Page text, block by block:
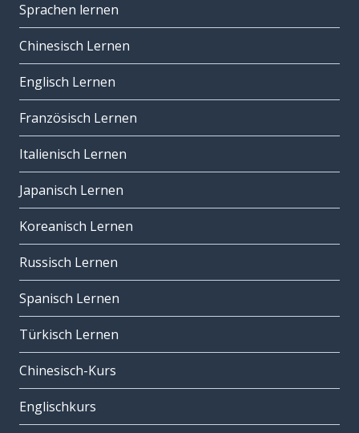
Sprachen lernen
Chinesisch Lernen
Englisch Lernen
Französisch Lernen
Italienisch Lernen
Japanisch Lernen
Koreanisch Lernen
Russisch Lernen
Spanisch Lernen
Türkisch Lernen
Chinesisch-Kurs
Englischkurs